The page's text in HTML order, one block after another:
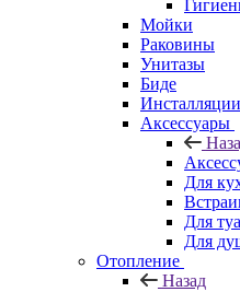
Мойки
Раковины
Унитазы
Биде
Инсталляции
Аксессуары
Для
Для
Для
Отопление
Назад